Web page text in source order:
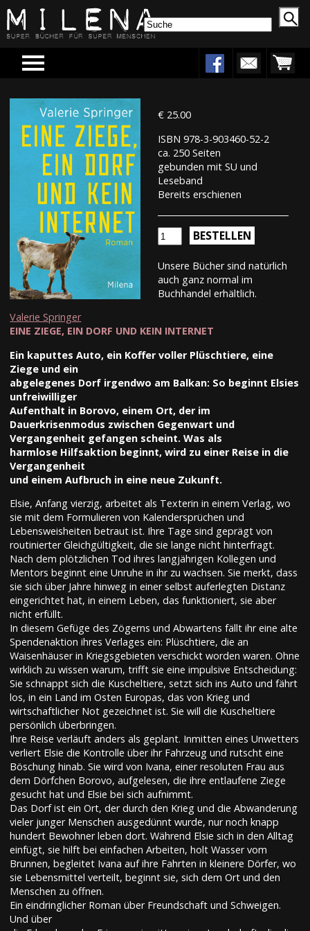
Menu
€ 25.00
ISBN 978-3-903460-52-2
ca. 250 Seiten
gebunden mit SU und
Leseband
Bereits erschienen
BESTELLEN
Unsere Bücher sind natürlich
auch ganz normal im
Buchhandel erhältlich.
Valerie Springer
EINE ZIEGE, EIN DORF UND KEIN INTERNET
Ein kaputtes Auto, ein Koffer voller Plüschtiere, eine
Ziege und ein
abgelegenes Dorf irgendwo am Balkan: So beginnt Elsies
unfreiwilliger
Aufenthalt in Borovo, einem Ort, der im
Dauerkrisenmodus zwischen Gegenwart und
Vergangenheit gefangen scheint. Was als
harmlose Hilfsaktion beginnt, wird zu einer Reise in die
Vergangenheit
und einem Aufbruch in eine neue Zukunft.
Elsie, Anfang vierzig, arbeitet als Texterin in einem Verlag, wo
sie mit dem Formulieren von Kalendersprüchen und
Lebensweisheiten betraut ist. Ihre Tage sind geprägt von
routinierter Gleichgültigkeit, die sie lange nicht hinterfragt.
Nach dem plötzlichen Tod ihres langjährigen Kollegen und
Mentors beginnt eine Unruhe in ihr zu wachsen. Sie merkt, dass
sie sich über Jahre hinweg in einer selbst auferlegten Distanz
eingerichtet hat, in einem Leben, das funktioniert, sie aber
nicht erfüllt.
In diesem Gefüge des Zögerns und Abwartens fällt ihr eine alte
Spendenaktion ihres Verlages ein: Plüschtiere, die an
Waisenhäuser in Kriegsgebieten verschickt worden waren. Ohne
wirklich zu wissen warum, trifft sie eine impulsive Entscheidung:
Sie schnappt sich die Kuscheltiere, setzt sich ins Auto und fährt
los, in ein Land im Osten Europas, das von Krieg und
wirtschaftlicher Not gezeichnet ist. Sie will die Kuscheltiere
persönlich überbringen.
Ihre Reise verläuft anders als geplant. Inmitten eines Unwetters
verliert Elsie die Kontrolle über ihr Fahrzeug und rutscht eine
Böschung hinab. Sie wird von Ivana, einer resoluten Frau aus
dem Dörfchen Borovo, aufgelesen, die ihre entlaufene Ziege
gesucht hat und Elsie bei sich aufnimmt.
Das Dorf ist ein Ort, der durch den Krieg und die Abwanderung
vieler junger Menschen ausgedünnt wurde, nur noch knapp
hundert Bewohner leben dort. Während Elsie sich in den Alltag
einfügt, sie hilft bei einfachen Arbeiten, holt Wasser vom
Brunnen, begleitet Ivana auf ihre Fahrten in kleinere Dörfer, wo
sie Lebensmittel verteilt, beginnt sie, sich dem Ort und den
Menschen zu öffnen.
Ein eindringlicher Roman über Freundschaft und Schweigen.
Und über